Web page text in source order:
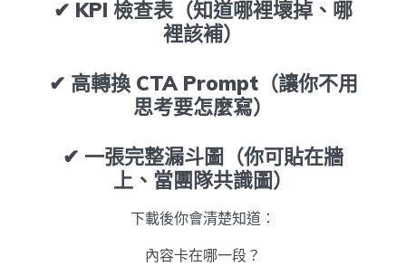
✔ KPI 檢查表（知道哪裡壞掉、哪
裡該補）
✔ 高轉換 CTA Prompt（讓你不用
思考要怎麼寫）
✔ 一張完整漏斗圖（你可貼在牆
上、當團隊共識圖）
下載後你會清楚知道：
內容卡在哪一段？